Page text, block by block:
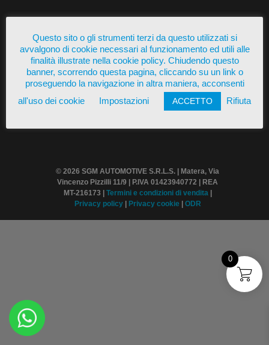
© 2026 SGM AUTOMOTIVE S.R.L.S. | Matera, Via
Vincenzo Pizzilli 11/9 | P.IVA 01423940772 | REA
MT-216173 |
Termini e condizioni di vendita
Privacy policy
Privacy cookie ODR
Questo sito o gli strumenti terzi da questo utilizzati si
avvalgono di cookie necessari al funzionamento ed utili alle
finalità illustrate nella cookie policy. Chiudendo questo
banner, scorrendo questa pagina, cliccando su un link o
proseguendo la navigazione in altra maniera, acconsenti
all'uso dei cookie
Impostazioni ACCETTO Rifiuta
0